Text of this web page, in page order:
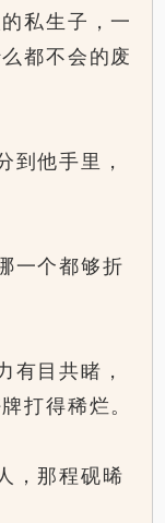
私生子，一
都不会的废
到他手里，
一个都够折
有目共睹，
打得稀烂。
，那程砚晞